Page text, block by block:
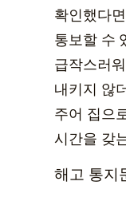
확인했다
통보할 수
급작스러
내키지 않
주어 집으
시간을 갖
해고 통지